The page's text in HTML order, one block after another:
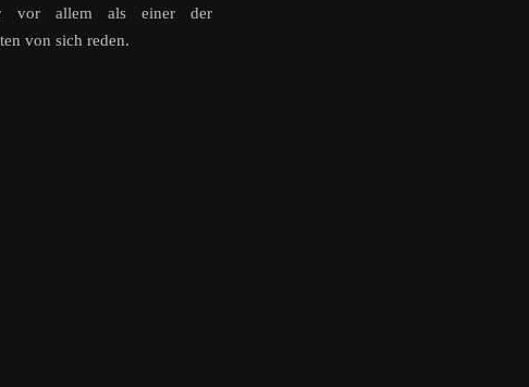
vor allem als einer der
von sich reden.